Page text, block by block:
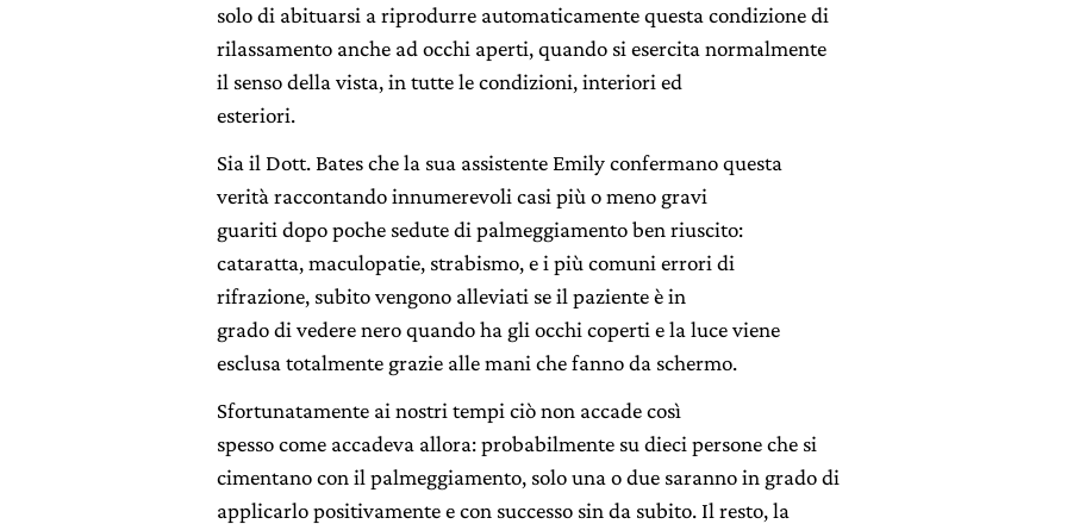
solo di abituarsi a riprodurre automaticamente questa condizione di
rilassamento anche ad occhi aperti, quando si esercita normalmente
il senso della vista, in tutte le condizioni, interiori ed
esteriori.
Sia il Dott. Bates che la sua assistente Emily confermano questa
verità raccontando innumerevoli casi più o meno gravi
guariti dopo poche sedute di palmeggiamento ben riuscito:
cataratta, maculopatie, strabismo, e i più comuni errori di
rifrazione, subito vengono alleviati se il paziente è in
grado di vedere nero quando ha gli occhi coperti e la luce viene
esclusa totalmente grazie alle mani che fanno da schermo.
Sfortunatamente ai nostri tempi ciò non accade così
spesso come accadeva allora: probabilmente su dieci persone che si
cimentano con il palmeggiamento, solo una o due saranno in grado di
applicarlo positivamente e con successo sin da subito. Il resto, la